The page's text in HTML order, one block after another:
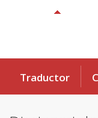
Traductor